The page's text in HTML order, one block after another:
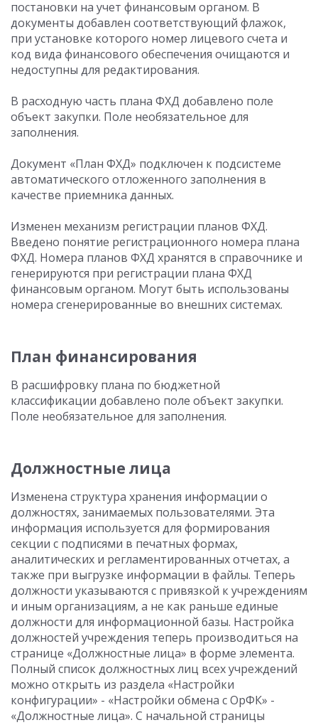
постановки на учет финансовым органом. В
документы добавлен соответствующий флажок,
при установке которого номер лицевого счета и
код вида финансового обеспечения очищаются и
недоступны для редактирования.
В расходную часть плана ФХД добавлено поле
объект закупки. Поле необязательное для
заполнения.
Документ «План ФХД» подключен к подсистеме
автоматического отложенного заполнения в
качестве приемника данных.
Изменен механизм регистрации планов ФХД.
Введено понятие регистрационного номера плана
ФХД. Номера планов ФХД хранятся в справочнике и
генерируются при регистрации плана ФХД
финансовым органом. Могут быть использованы
номера сгенерированные во внешних системах.
План финансирования
В расшифровку плана по бюджетной
классификации добавлено поле объект закупки.
Поле необязательное для заполнения.
Должностные лица
Изменена структура хранения информации о
должностях, занимаемых пользователями. Эта
информация используется для формирования
секции с подписями в печатных формах,
аналитических и регламентированных отчетах, а
также при выгрузке информации в файлы. Теперь
должности указываются с привязкой к учреждениям
и иным организациям, а не как раньше единые
должности для информационной базы. Настройка
должностей учреждения теперь производиться на
странице «Должностные лица» в форме элемента.
Полный список должностных лиц всех учреждений
можно открыть из раздела «Настройки
конфигурации» - «Настройки обмена с ОрФК» -
«Должностные лица». С начальной страницы